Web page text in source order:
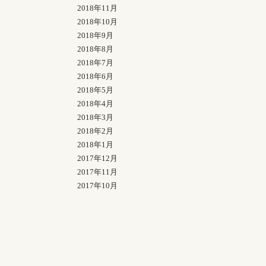
2018年11月
2018年10月
2018年9月
2018年8月
2018年7月
2018年6月
2018年5月
2018年4月
2018年3月
2018年2月
2018年1月
2017年12月
2017年11月
2017年10月